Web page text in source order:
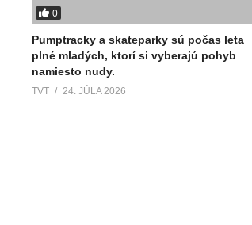
0
Pumptracky a skateparky sú počas leta
plné mladých, ktorí si vyberajú pohyb
namiesto nudy.
TVT 24. JÚLA 2026